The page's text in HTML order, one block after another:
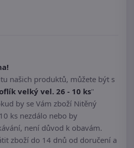
našich produktů, můžete být s
velký vel. 26 - 10 ks"
by se Vám zboží Nitěný
ks nezdálo nebo by
není důvod k obavám.
zboží do 14 dnů od doručení a